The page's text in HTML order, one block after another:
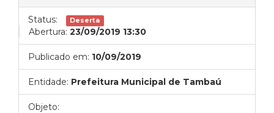
Status: Deserta
Abertura: 23/09/2019 13:30
Publicado em: 10/09/2019
Entidade: Prefeitura Municipal de Tambaú
Objeto: